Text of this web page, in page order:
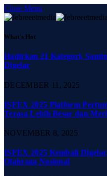
Close Menu
What's Hot
Hadirkan 21 Kategori,
Digelar
DECEMBER 11, 2025
ISFEX 2025 Platform
Terasa Lebih Besar dan
NOVEMBER 8, 2025
ISFEX 2025 Kembali
Olahraga Nasional